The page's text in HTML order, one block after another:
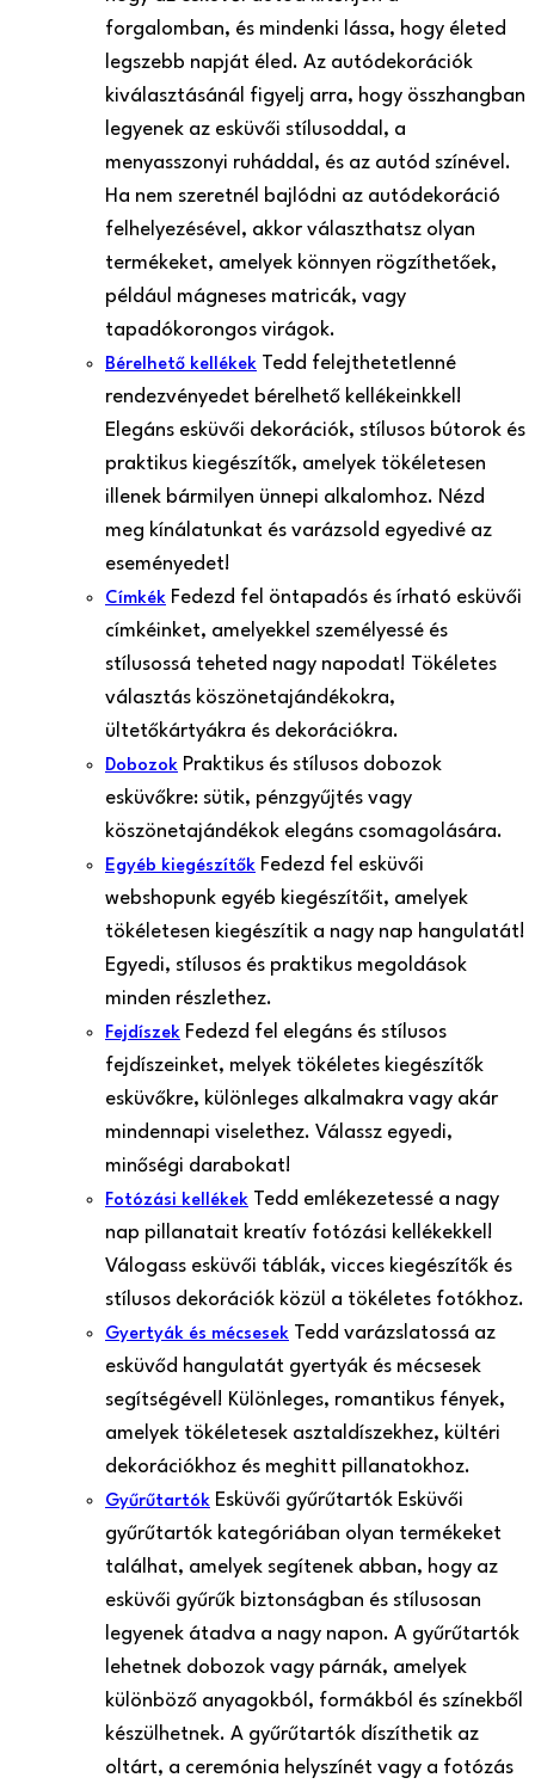
forgalomban, és mindenki lássa, hogy életed
legszebb napját éled. Az autódekorációk
kiválasztásánál figyelj arra, hogy összhangban
legyenek az esküvői stílusoddal, a
menyasszonyi ruháddal, és az autód színével.
Ha nem szeretnél bajlódni az autódekoráció
felhelyezésével, akkor választhatsz olyan
termékeket, amelyek könnyen rögzíthetőek,
például mágneses matricák, vagy
tapadókorongos virágok.
Bérelhető kellékek Tedd felejthetetlenné
rendezvényedet bérelhető kellékeinkkel!
Elegáns esküvői dekorációk, stílusos bútorok és
praktikus kiegészítők, amelyek tökéletesen
illenek bármilyen ünnepi alkalomhoz. Nézd
meg kínálatunkat és varázsold egyedivé az
eseményedet!
Címkék Fedezd fel öntapadós és írható esküvői
címkéinket, amelyekkel személyessé és
stílusossá teheted nagy napodat! Tökéletes
választás köszönetajándékokra,
ültetőkártyákra és dekorációkra.
Dobozok Praktikus és stílusos dobozok
esküvőkre: sütik, pénzgyűjtés vagy
köszönetajándékok elegáns csomagolására.
Egyéb kiegészítők Fedezd fel esküvői
webshopunk egyéb kiegészítőit, amelyek
tökéletesen kiegészítik a nagy nap hangulatát!
Egyedi, stílusos és praktikus megoldások
minden részlethez.
Fejdíszek Fedezd fel elegáns és stílusos
fejdíszeinket, melyek tökéletes kiegészítők
esküvőkre, különleges alkalmakra vagy akár
mindennapi viselethez. Válassz egyedi,
minőségi darabokat!
Fotózási kellékek Tedd emlékezetessé a nagy
nap pillanatait kreatív fotózási kellékekkel!
Válogass esküvői táblák, vicces kiegészítők és
stílusos dekorációk közül a tökéletes fotókhoz.
Gyertyák és mécsesek Tedd varázslatossá az
esküvőd hangulatát gyertyák és mécsesek
segítségével! Különleges, romantikus fények,
amelyek tökéletesek asztaldíszekhez, kültéri
dekorációkhoz és meghitt pillanatokhoz.
Gyűrűtartók Esküvői gyűrűtartók Esküvői
gyűrűtartók kategóriában olyan termékeket
találhat, amelyek segítenek abban, hogy az
esküvői gyűrűk biztonságban és stílusosan
legyenek átadva a nagy napon. A gyűrűtartók
lehetnek dobozok vagy párnák, amelyek
különböző anyagokból, formákból és színekből
készülhetnek. A gyűrűtartók díszíthetik az
oltárt, a ceremónia helyszínét vagy a fotózás